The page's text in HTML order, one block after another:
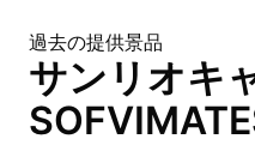
過去の提供景品
サンリオキ